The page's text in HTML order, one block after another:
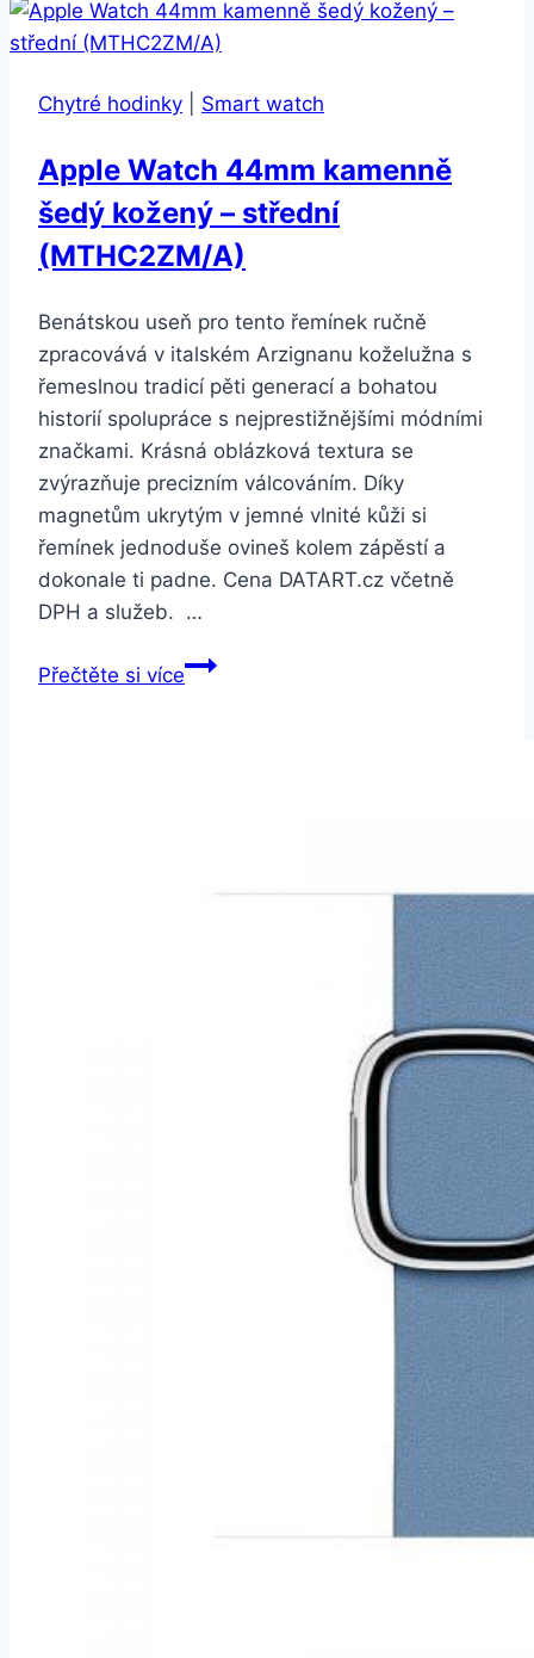
4
GPS
pouzdro
zlatého
hliníku
–
pískově
provlékací
sportovní
řemínek
CZ
verze
(MU692HC/A)
Chytré hodinky Smart watch
Apple Watch 44mm kamenně
šedý kožený – střední
(MTHC2ZM/A)
Benátskou useň pro tento řemínek ručně
zpracovává v italském Arzignanu koželužna s
řemeslnou tradicí pěti generací a bohatou
historií spolupráce s nejprestižnějšími módními
značkami. Krásná oblázková textura se
zvýrazňuje precizním válcováním. Díky
magnetům ukrytým v jemné vlnité kůži si
řemínek jednoduše ovineš kolem zápěstí a
dokonale ti padne. Cena DATART.cz včetně
DPH a služeb. …
Přečtěte si víceApple
střední